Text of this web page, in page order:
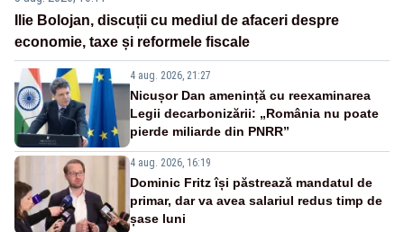
Ilie Bolojan, discuții cu mediul de afaceri despre
economie, taxe și reformele fiscale
4 aug. 2026, 21:27
Nicușor Dan amenință cu reexaminarea
Legii decarbonizării: „România nu poate
pierde miliarde din PNRR”
4 aug. 2026, 16:19
Dominic Fritz își păstrează mandatul de
primar, dar va avea salariul redus timp de
șase luni